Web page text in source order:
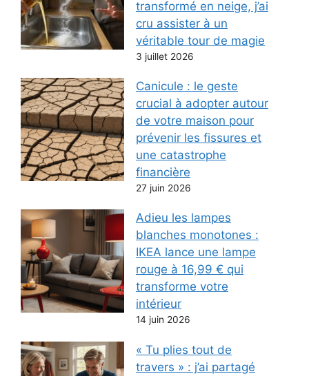
transformé en neige, j’ai
cru assister à un
véritable tour de magie
3 juillet 2026
Canicule : le geste
crucial à adopter autour
de votre maison pour
prévenir les fissures et
une catastrophe
financière
27 juin 2026
Adieu les lampes
blanches monotones :
IKEA lance une lampe
rouge à 16,99 € qui
transforme votre
intérieur
14 juin 2026
« Tu plies tout de
travers » : j’ai partagé